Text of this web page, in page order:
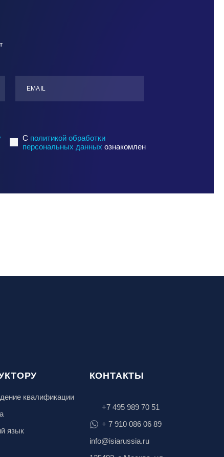
ЕMАIL
C политикой обработки
персональных данных ознакомлен
квалификации
язык
КОНТАКТЫ
+7 495 989 70 51
+ 7 910 086 06 89
info@isiarussia.ru